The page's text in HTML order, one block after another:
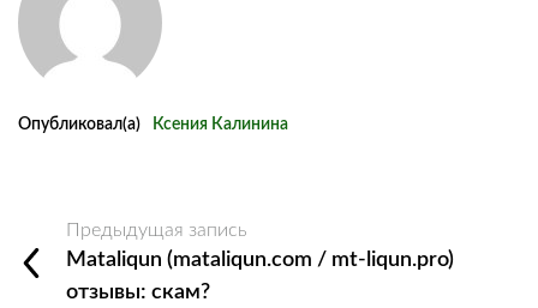
Опубликовал(а) Ксения Калинина
Предыдущая запись
Mataliqun (mataliqun.com / mt-liqun.pro)
отзывы: скам?